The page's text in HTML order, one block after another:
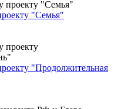
"Семья"
"Продолжительная